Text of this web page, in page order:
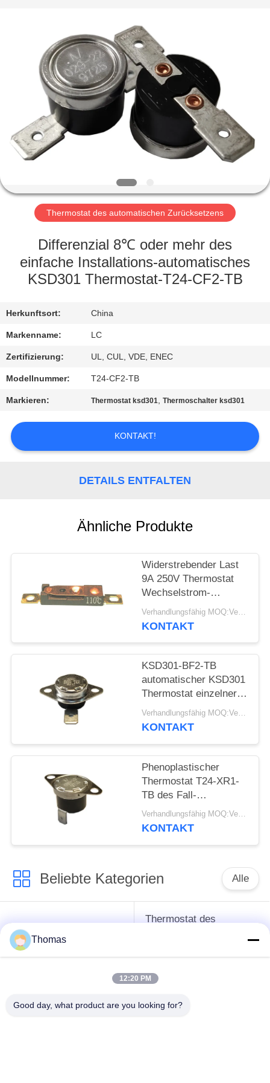
HAUS
PRODUKTE
VIDEOS
VR
SHOW
ÜBER
UNS
AUSFLUG
QUALITÄTSKONTROLLE
SIE
MIT
UNS
VERBINDUNG
NACHRICHTEN
SITEMAP
PRIVACY
POLICY
Thermostat des automatischen Zurücksetzens
Differenzial 8℃ oder mehr des
einfache Installations-automatisches
KSD301 Thermostat-T24-CF2-TB
Herkunftsort: China
Markenname: LC
Zertifizierung: UL, CUL, VDE, ENEC
Modellnummer: T24-CF2-TB
Markieren: Thermostat ksd301,Thermoschalter ksd301
KONTAKT!
DETAILS ENTFALTEN
Ähnliche Produkte
Widerstrebender Last
9A 250V Thermostat
Wechselstrom-
automatischen
Zurücksetzens stellte
Verhandlungsfähig MOQ:Verhandelbar
KONTAKT
KSD301-BF2-TB
automatischer KSD301
Thermostat einzelner
Pole - sondern Sie
Wurfs-Höhe 12.4mm
Verhandlungsfähig MOQ:Verhandelbar
KONTAKT
Phenoplastischer
Thermostat T24-XR1-
TB des Fall-
automatischen
Zurücksetzens mit
Verhandlungsfähig MOQ:Verhandelbar
KONTAKT
Beliebte Kategorien Alle
Thermostat ksd301
Thermostat des
Thermoschalter
Thomas
12:20 PM
Good day, what product are you looking for?